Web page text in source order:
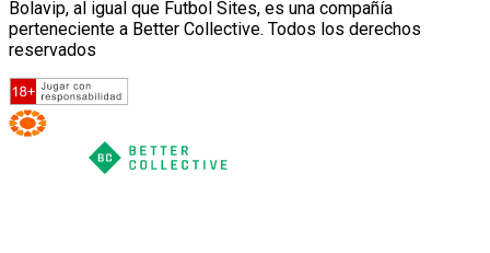
Bolavip, al igual que Futbol Sites, es una compañía
perteneciente a Better Collective. Todos los derechos
reservados